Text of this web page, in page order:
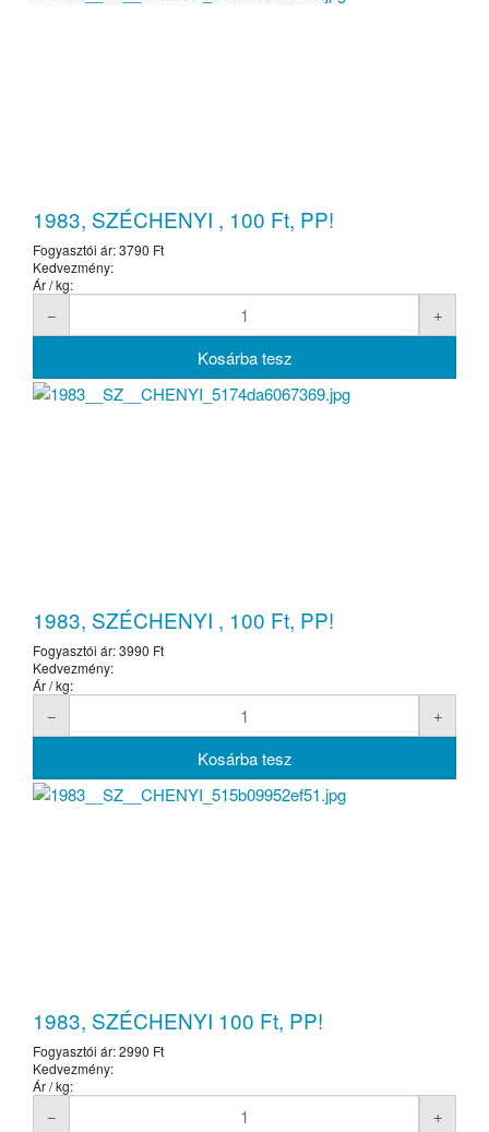
1983, SZÉCHENYI , 100 Ft, PP!
Fogyasztói ár:3790 Ft
Kedvezmény:
Ár / kg:
1983, SZÉCHENYI , 100 Ft, PP!
Fogyasztói ár:3990 Ft
Kedvezmény:
Ár / kg:
1983, SZÉCHENYI 100 Ft, PP!
Fogyasztói ár:2990 Ft
Kedvezmény:
Ár / kg: